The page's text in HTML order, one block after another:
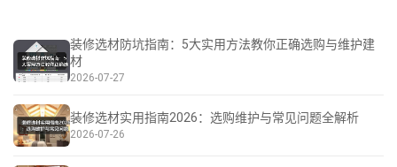
装修选材防坑指南：5大实用方法教你正确选购与维护建
材
2026-07-27
装修选材实用指南2026：选购维护与常见问题全解析
2026-07-26